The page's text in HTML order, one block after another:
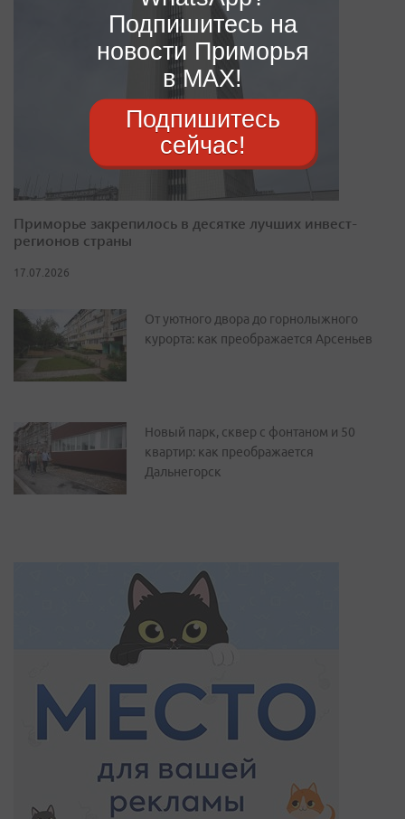
Приморье закрепилось в десятке лучших инвест-
регионов страны
17.07.2026
От уютного двора до горнолыжного
курорта: как преображается Арсеньев
Новый парк, сквер с фонтаном и 50
квартир: как преображается
Дальнегорск
Подпишитесь на
новости Приморья
в MAX!
Подпишитесь
сейчас!